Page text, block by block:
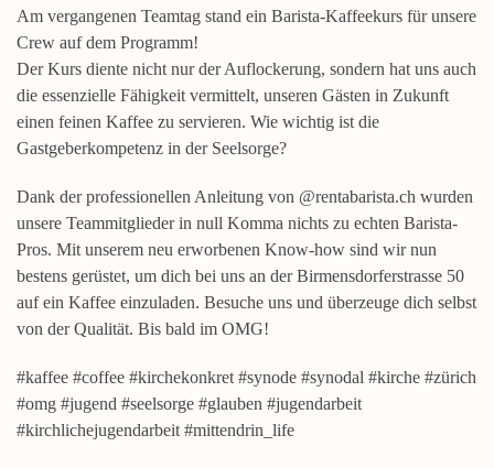
Am vergangenen Teamtag stand ein Barista-Kaffeekurs für unsere
Crew auf dem Programm!
Der Kurs diente nicht nur der Auflockerung, sondern hat uns auch
die essenzielle Fähigkeit vermittelt, unseren Gästen in Zukunft
einen feinen Kaffee zu servieren. Wie wichtig ist die
Gastgeberkompetenz in der Seelsorge?
Dank der professionellen Anleitung von @rentabarista.ch wurden
unsere Teammitglieder in null Komma nichts zu echten Barista-
Pros. Mit unserem neu erworbenen Know-how sind wir nun
bestens gerüstet, um dich bei uns an der Birmensdorferstrasse 50
auf ein Kaffee einzuladen. Besuche uns und überzeuge dich selbst
von der Qualität. Bis bald im OMG!
#kaffee #coffee #kirchekonkret #synode #synodal #kirche #zürich
#omg #jugend #seelsorge #glauben #jugendarbeit
#kirchlichejugendarbeit #mittendrin_life